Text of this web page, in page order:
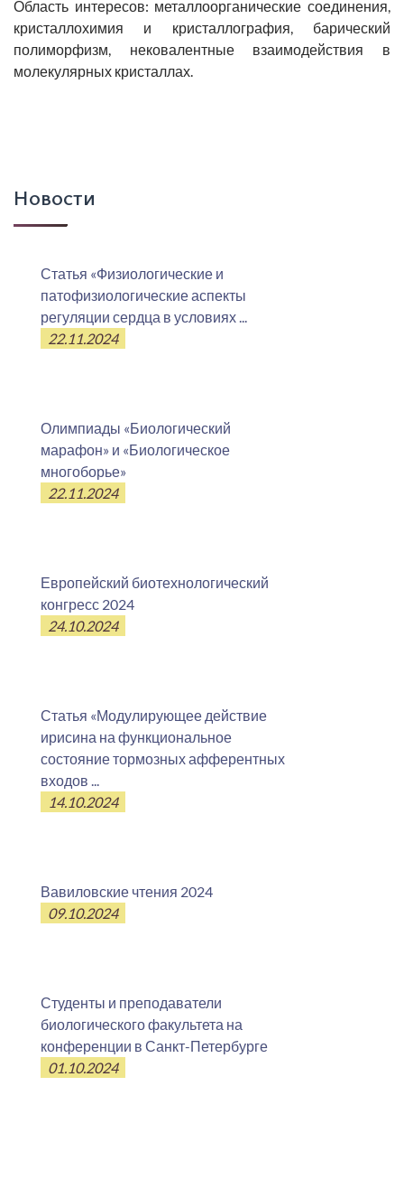
Область интересов: металлоорганические соединения,
кристаллохимия и кристаллография, барический
полиморфизм, нековалентные взаимодействия в
молекулярных кристаллах.
Новости
Статья «Физиологические и
патофизиологические аспекты
регуляции сердца в условиях ...
22.11.2024
Олимпиады «Биологический
марафон» и «Биологическое
многоборье»
22.11.2024
Европейский биотехнологический
конгресс 2024
24.10.2024
Статья «Модулирующее действие
ирисина на функциональное
состояние тормозных афферентных
входов ...
14.10.2024
Вавиловские чтения 2024
09.10.2024
Студенты и преподаватели
биологического факультета на
конференции в Санкт-Петербурге
01.10.2024